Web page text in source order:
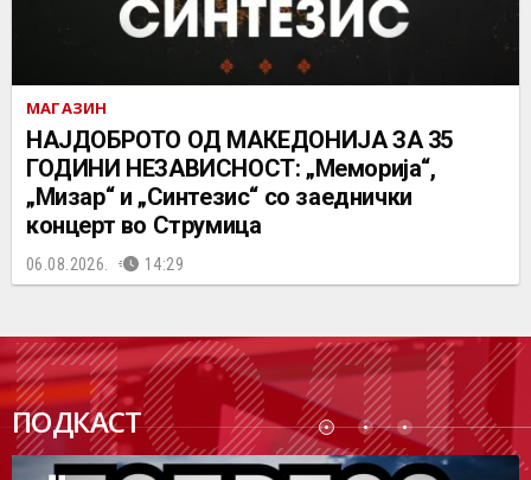
МАГАЗИН
НАЈДОБРОТО ОД МАКЕДОНИЈА ЗА 35
ГОДИНИ НЕЗАВИСНОСТ: „Меморија“,
„Мизар“ и „Синтезис“ со заеднички
концерт во Струмица
06.08.2026. 14:29
ПОДКАСТ
ПОДК